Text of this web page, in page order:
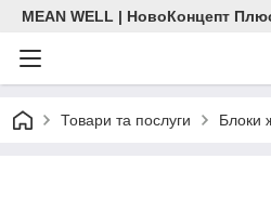
MEAN WELL | НовоКонцепт
Товари та послуги Блоки